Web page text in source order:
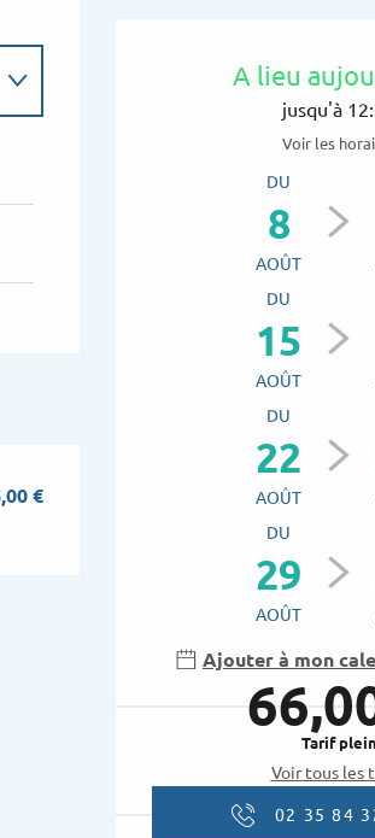
A lieu
jusqu'à
Voir les
DU
8
AOÛT
DU
15
AOÛT
DU
22
AOÛT
DU
29
AOÛT
Ajouter à mon
Tarif plein
Voir tous les
02 35 84
€